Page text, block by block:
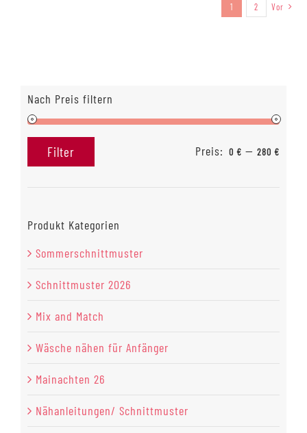
1 2 Vor
Nach Preis filtern
Filter Preis: 0 € — 280 €
Produkt Kategorien
Sommerschnittmuster
Schnittmuster 2026
Mix and Match
Wäsche nähen für Anfänger
Mainachten 26
Nähanleitungen/ Schnittmuster